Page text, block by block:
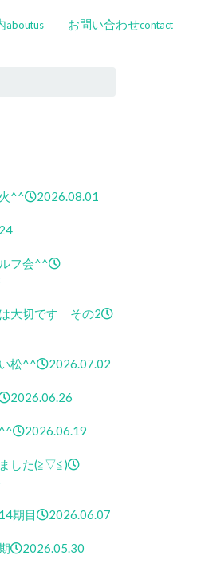
aboutus お問い合わせcontact
^^ 2026.08.01
フ会^^
大切です その2
松^^ 2026.07.02
2026.06.26
2026.06.19
した(≧▽≦)
期目 2026.06.07
2026.05.30